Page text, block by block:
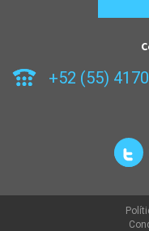
+52 (55)